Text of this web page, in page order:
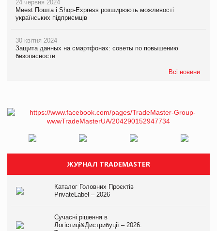
24 червня 2024
Meest Пошта і Shop-Express розширюють можливості
українських підприємців
30 квітня 2024
Защита данных на смартфонах: советы по повышению
безопасности
Всі новини
ЖУРНАЛ TRADEMASTER
Каталог Головних Проєктів
PrivateLabel – 2026
Сучасні рішення в
Логістиці&Дистрибуції – 2026.